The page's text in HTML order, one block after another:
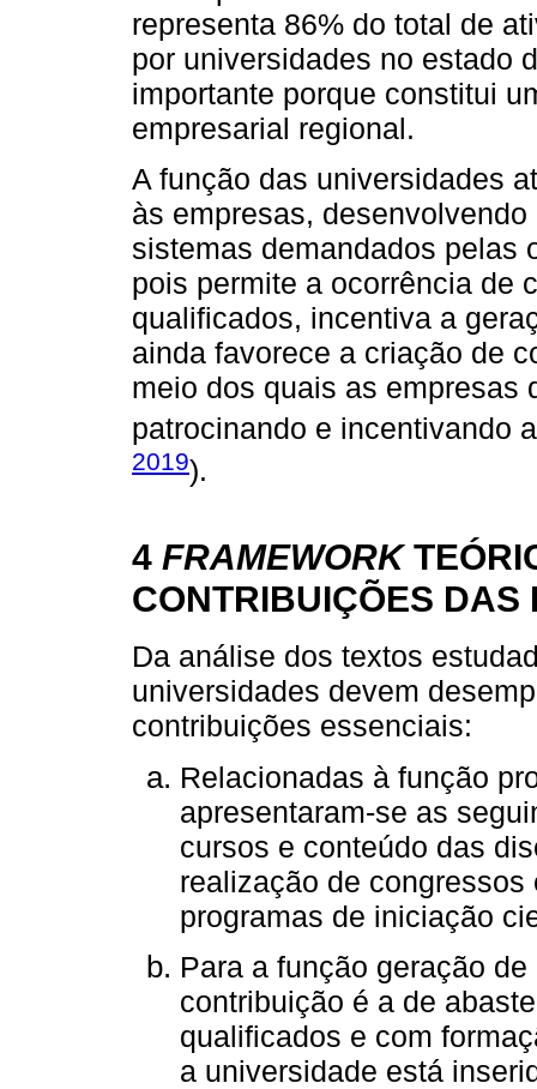
representa 86% do total de
por universidades no estado
importante porque constitui
empresarial regional.
A função das universidades
às empresas,
sistemas demandados pelas
pois permite a ocorrência de
qualificados, incentiva a
ainda favorece a criação de
meio dos quais as empresas
patrocinando e incentivando
2019).
4 FRAMEWORK
CONTRIBUIÇÕES DAS
Da análise dos textos
universidades devem
contribuições essenciais:
Relacionadas à função
apresentaram-se as
cursos e conteúdo das
realização de
programas de iniciação
Para a função geração
contribuição é a de
qualificados e com
a universidade está